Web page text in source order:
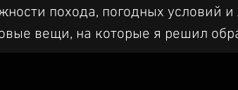
похода, погодных условий
вещи, на которые я решил